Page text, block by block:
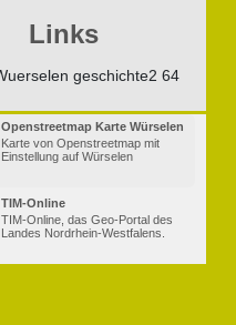
Links
Openstreetmap Karte Würselen
Karte von Openstreetmap mit
Einstellung auf Würselen
TIM-Online
TIM-Online, das Geo-Portal des
Landes Nordrhein-Westfalens.